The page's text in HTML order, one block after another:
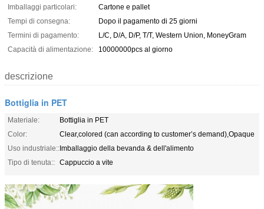
Imballaggi particolari:
Cartone e pallet
Tempi di consegna:
Dopo il pagamento di 25 giorni
Termini di pagamento:
L/C, D/A, D/P, T/T, Western Union, MoneyGram
Capacità di alimentazione:
10000000pcs al giorno
descrizione
Bottiglia in PET
Materiale:
Bottiglia in PET
Color:
Clear,colored (can according to customer’s demand),Opaque
Uso industriale::Imballaggio della bevanda & dell'alimento
Tipo di tenuta:: Cappuccio a vite